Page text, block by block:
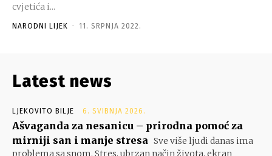
cvjetića i...
NARODNI LIJEK - 11. SRPNJA 2022.
Latest news
LJEKOVITO BILJE 6. SVIBNJA 2026.
Ašvaganda za nesanicu – prirodna pomoć za
mirniji san i manje stresa Sve više ljudi danas ima
problema sa snom. Stres, ubrzan način života, ekran